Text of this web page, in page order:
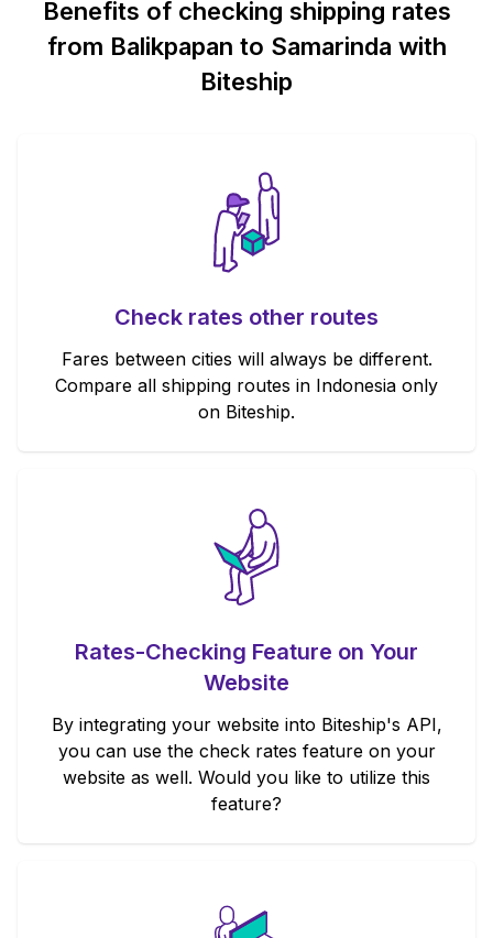
Benefits of checking shipping rates
from Balikpapan to Samarinda with
Biteship
Check rates other routes
Fares between cities will always be different.
Compare all shipping routes in Indonesia only
on Biteship.
Rates-Checking Feature on Your
Website
By integrating your website into Biteship's API,
you can use the check rates feature on your
website as well. Would you like to utilize this
feature?